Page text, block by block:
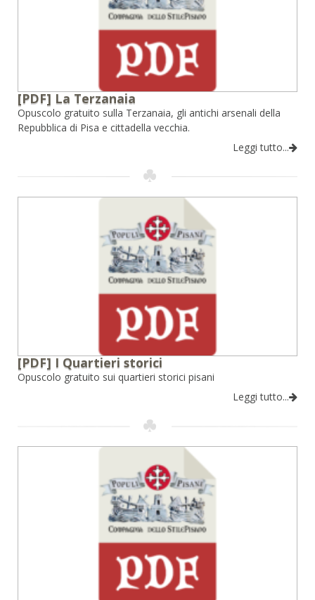
[PDF] La Terzanaia
Opuscolo gratuito sulla Terzanaia, gli antichi arsenali della
Repubblica di Pisa e cittadella vecchia.
Leggi tutto...
[PDF] I Quartieri storici
Opuscolo gratuito sui quartieri storici pisani
Leggi tutto...